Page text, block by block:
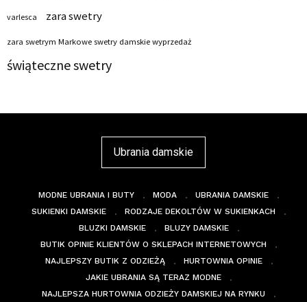
varlesca zara swetry
zara swetrym Markowe swetry damskie wyprzedaż
świąteczne swetry
Ubrania damskie
MODNE UBRANIA I BUTY MODA
UBRANIA DAMSKIE
SUKIENKI DAMSKIE
RODZAJE DEKOLTÓW W SUKIENKACH
BLUZKI DAMSKIE
BLUZY DAMSKIE
BUTIK OPINIE KLIENTÓW O SKLEPACH INTERNETOWYCH
NAJLEPSZY BUTIK Z ODZIEŻĄ
HURTOWNIA OPINIE
JAKIE UBRANIA SĄ TERAZ MODNE
NAJLEPSZA HURTOWNIA ODZIEŻY DAMSKIEJ NA RYNKU